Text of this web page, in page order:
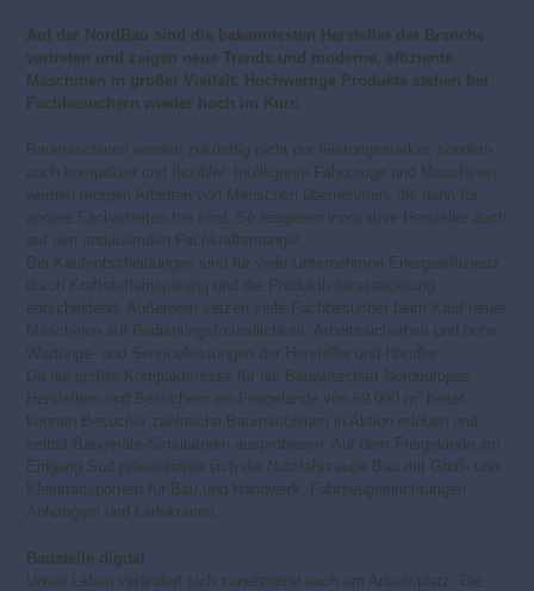
Auf der NordBau sind die bekanntesten Hersteller der Branche
vertreten und zeigen neue Trends und moderne, effiziente
Maschinen in großer Vielfalt. Hochwertige Produkte stehen bei
Fachbesuchern wieder hoch im Kurs.
Baumaschinen werden zukünftig nicht nur leistungsstärker, sondern
auch kompakter und flexibler. Intelligente Fahrzeuge und Maschinen
werden morgen Arbeiten von Menschen übernehmen, die dann für
andere Facharbeiten frei sind. So reagieren innovative Hersteller auch
auf den andauernden Fachkräftemangel.
Bei Kaufentscheidungen sind für viele Unternehmen Energieeffizienz
durch Kraftstoffeinsparung und die Produktivitätssteigerung
entscheidend. Außerdem setzen viele Fachbesucher beim Kauf neuer
Maschinen auf Bedienungsfreundlichkeit, Arbeitssicherheit und hohe
Wartungs- und Serviceleistungen der Hersteller und Händler.
Da die größte Kompaktmesse für die Bauwirtschaft Nordeuropas
Herstellern und Besuchern ein Freigelände von 69.000 m² bietet,
können Besucher zahlreiche Baumaschinen in Aktion erleben und
selbst Baugeräte-Simulatoren ausprobieren. Auf dem Freigelände am
Eingang Süd präsentieren sich die Nutzfahrzeuge Bau mit Groß- und
Kleintransportern für Bau und Handwerk, Fahrzeugeinrichtungen,
Anhängern und Ladekränen.
Baustelle digital
Unser Leben verändert sich zunehmend auch am Arbeitsplatz. Die